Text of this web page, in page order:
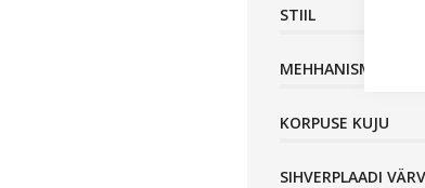
STIIL
MEHHANISM
KORPUSE KUJU
SIHVERPLAADI VÄRV